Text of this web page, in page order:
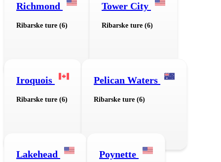
Richmond
Ribarske ture (6)
Tower City
Ribarske ture (6)
Iroquois
Ribarske ture (6)
Pelican Waters
Ribarske ture (6)
Lakehead Poynette